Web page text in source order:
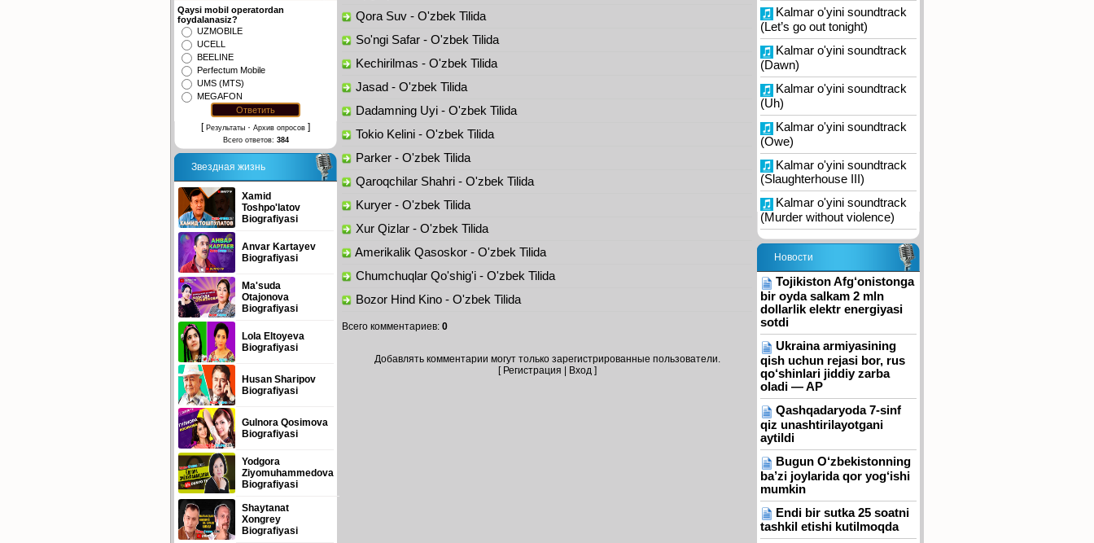
Qaysi mobil operatordan
foydalanasiz?
UZMOBILE
UCELL
BEELINE
Perfectum Mobile
UMS (MTS)
MEGAFON
[ Результаты · Архив опросов ]
Всего ответов: 384
Звездная жизнь
Xamid
Toshpo'latov
Biografiyasi
Anvar Kartayev
Biografiyasi
Ma'suda
Otajonova
Biografiyasi
Lola Eltoyeva
Biografiyasi
Husan Sharipov
Biografiyasi
Gulnora Qosimova
Biografiyasi
Yodgora
Ziyomuhammedova
Biografiyasi
Shaytanat
Xongrey
Biografiyasi
Qora Suv - O'zbek Tilida
So'ngi Safar - O'zbek Tilida
Kechirilmas - O'zbek Tilida
Jasad - O'zbek Tilida
Dadamning Uyi - O'zbek Tilida
Tokio Kelini - O'zbek Tilida
Parker - O'zbek Tilida
Qaroqchilar Shahri - O'zbek Tilida
Kuryer - O'zbek Tilida
Xur Qizlar - O'zbek Tilida
Amerikalik Qasoskor - O'zbek Tilida
Chumchuqlar Qo'shig'i - O'zbek Tilida
Bozor Hind Kino - O'zbek Tilida
Всего комментариев: 0
Добавлять комментарии могут только зарегистрированные пользователи.
[ Регистрация Вход]
Kalmar o'yini soundtrack
(Let’s go out tonight)
Kalmar o'yini soundtrack
(Dawn)
Kalmar o'yini soundtrack
(Uh)
Kalmar o'yini soundtrack
(Owe)
Kalmar o'yini soundtrack
(Slaughterhouse III)
Kalmar o'yini soundtrack
(Murder without violence)
Новости
Tojikiston Afg‘onistonga
bir oyda salkam 2 mln
dollarlik elektr energiyasi
sotdi
Ukraina armiyasining
qish uchun rejasi bor, rus
qo‘shinlari jiddiy zarba
oladi — AP
Qashqadaryoda 7-sinf
qiz unashtirilayotgani
aytildi
Bugun O‘zbekistonning
ba’zi joylarida qor yog‘ishi
mumkin
Endi bir sutka 25 soatni
tashkil etishi kutilmoqda